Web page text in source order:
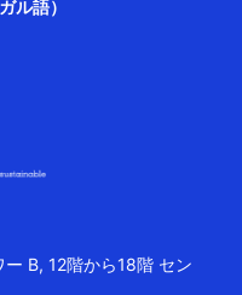
ル語）
B, 12階から18階 セン